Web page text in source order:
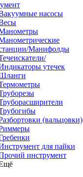
насосы
Манифолды
утечек
(вальцовки)
для пайки
инструмент